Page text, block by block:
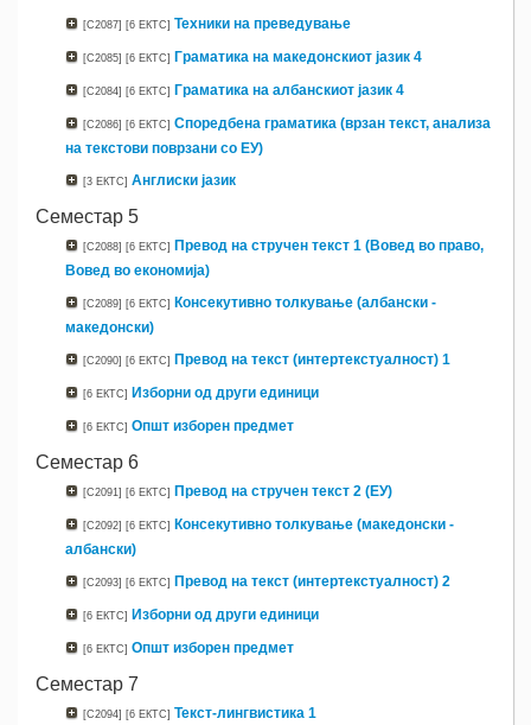
[C2087] [6 ЕКТС] Техники на преведување
[C2085] [6 ЕКТС] Граматика на македонскиот јазик 4
[C2084] [6 ЕКТС] Граматика на албанскиот јазик 4
[C2086] [6 ЕКТС] Споредбена граматика (врзан текст, анализа
на текстови поврзани со ЕУ)
[3 ЕКТС] Англиски јазик
Семестар 5
[C2088] [6 ЕКТС]
Превод на стручен текст 1 (Вовед во право,
Вовед во економија)
[C2089] [6 ЕКТС]
Консекутивно толкување (албански -
македонски)
[C2090] [6 ЕКТС] Превод на текст (интертекстуалност) 1
[6 ЕКТС] Изборни од други единици
[6 ЕКТС] Oпшт изборен предмет
Семестар 6
[C2091] [6 ЕКТС] Превод на стручен текст 2 (ЕУ)
[C2092] [6 ЕКТС]
Консекутивно толкување (македонски -
албански)
[C2093] [6 ЕКТС] Превод на текст (интертекстуалност) 2
[6 ЕКТС] Изборни од други единици
[6 ЕКТС] Oпшт изборен предмет
Семестар 7
[C2094] [6 ЕКТС] Текст-лингвистика 1